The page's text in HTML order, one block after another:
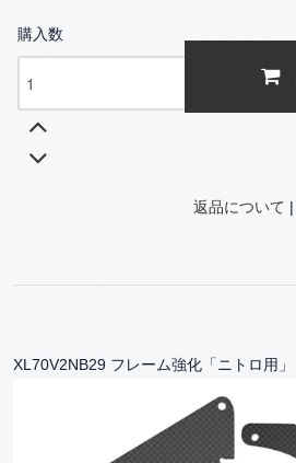
購入数
返品について |
XL70V2NB29 フレーム強化「ニトロ用」